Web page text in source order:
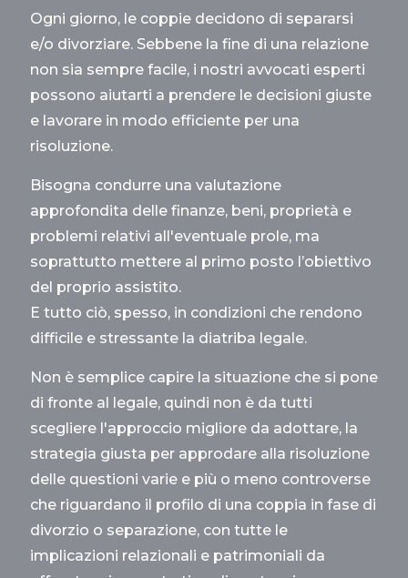
Ogni giorno, le coppie decidono di separarsi
e/o divorziare. Sebbene la fine di una relazione
non sia sempre facile, i nostri avvocati esperti
possono aiutarti a prendere le decisioni giuste
e lavorare in modo efficiente per una
risoluzione.
Bisogna condurre una valutazione
approfondita delle finanze, beni, proprietà e
problemi relativi all'eventuale prole, ma
soprattutto mettere al primo posto l’obiettivo
del proprio assistito.
E tutto ciò, spesso, in condizioni che rendono
difficile e stressante la diatriba legale.
Non è semplice capire la situazione che si pone
di fronte al legale, quindi non è da tutti
scegliere l'approccio migliore da adottare, la
strategia giusta per approdare alla risoluzione
delle questioni varie e più o meno controverse
che riguardano il profilo di una coppia in fase di
divorzio o separazione, con tutte le
implicazioni relazionali e patrimoniali da